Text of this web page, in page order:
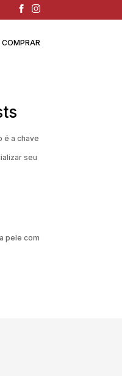
COMPRAR
é a chave
seu
pele com